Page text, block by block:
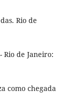
Rio de
Rio de Janeiro:
como chegada